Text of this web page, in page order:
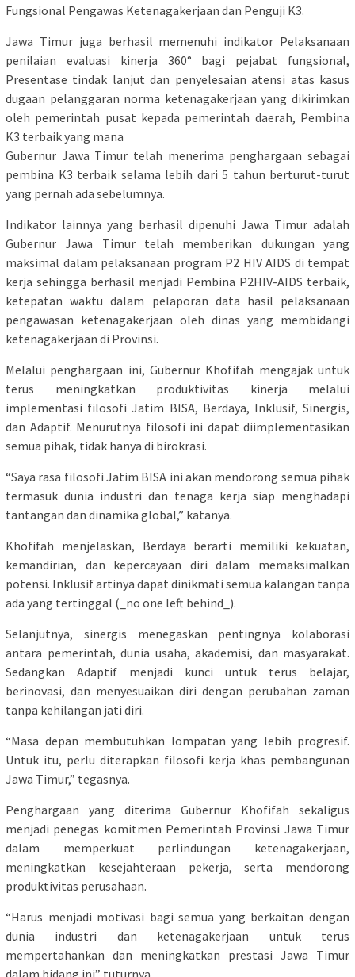
Fungsional Pengawas Ketenagakerjaan dan Penguji K3.
Jawa Timur juga berhasil memenuhi indikator Pelaksanaan
penilaian evaluasi kinerja 360° bagi pejabat fungsional,
Presentase tindak lanjut dan penyelesaian atensi atas kasus
dugaan pelanggaran norma ketenagakerjaan yang dikirimkan
oleh pemerintah pusat kepada pemerintah daerah, Pembina
K3 terbaik yang mana
Gubernur Jawa Timur telah menerima penghargaan sebagai
pembina K3 terbaik selama lebih dari 5 tahun berturut-turut
yang pernah ada sebelumnya.
Indikator lainnya yang berhasil dipenuhi Jawa Timur adalah
Gubernur Jawa Timur telah memberikan dukungan yang
maksimal dalam pelaksanaan program P2 HIV AIDS di tempat
kerja sehingga berhasil menjadi Pembina P2HIV-AIDS terbaik,
ketepatan waktu dalam pelaporan data hasil pelaksanaan
pengawasan ketenagakerjaan oleh dinas yang membidangi
ketenagakerjaan di Provinsi.
Melalui penghargaan ini, Gubernur Khofifah mengajak untuk
terus meningkatkan produktivitas kinerja melalui
implementasi filosofi Jatim BISA, Berdaya, Inklusif, Sinergis,
dan Adaptif. Menurutnya filosofi ini dapat diimplementasikan
semua pihak, tidak hanya di birokrasi.
“Saya rasa filosofi Jatim BISA ini akan mendorong semua pihak
termasuk dunia industri dan tenaga kerja siap menghadapi
tantangan dan dinamika global,” katanya.
Khofifah menjelaskan, Berdaya berarti memiliki kekuatan,
kemandirian, dan kepercayaan diri dalam memaksimalkan
potensi. Inklusif artinya dapat dinikmati semua kalangan tanpa
ada yang tertinggal (_no one left behind_).
Selanjutnya, sinergis menegaskan pentingnya kolaborasi
antara pemerintah, dunia usaha, akademisi, dan masyarakat.
Sedangkan Adaptif menjadi kunci untuk terus belajar,
berinovasi, dan menyesuaikan diri dengan perubahan zaman
tanpa kehilangan jati diri.
“Masa depan membutuhkan lompatan yang lebih progresif.
Untuk itu, perlu diterapkan filosofi kerja khas pembangunan
Jawa Timur,” tegasnya.
Penghargaan yang diterima Gubernur Khofifah sekaligus
menjadi penegas komitmen Pemerintah Provinsi Jawa Timur
dalam memperkuat perlindungan ketenagakerjaan,
meningkatkan kesejahteraan pekerja, serta mendorong
produktivitas perusahaan.
“Harus menjadi motivasi bagi semua yang berkaitan dengan
dunia industri dan ketenagakerjaan untuk terus
mempertahankan dan meningkatkan prestasi Jawa Timur
dalam bidang ini” tuturnya.